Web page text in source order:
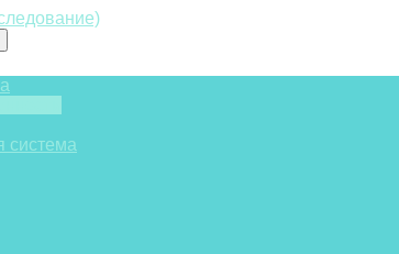
система